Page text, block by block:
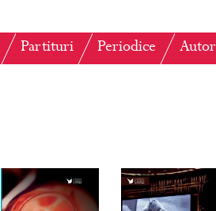
Partituri Periodice